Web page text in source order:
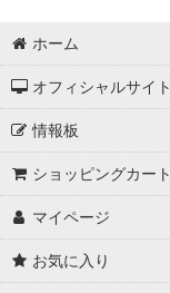
ホーム
オフィシャルサイト
情報板
ショッピングカート
マイページ
お気に入り